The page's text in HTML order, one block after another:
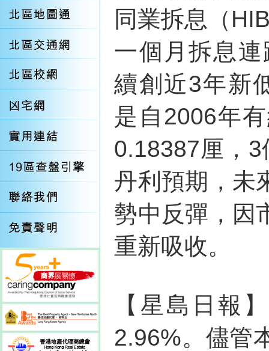
同業拆息（
一個月拆息
續創近3年新
是自2006年
0.18387厘，
丹利預期，未
勢中反彈，因
重新吸收。
【星島日報
2.96%。儘管